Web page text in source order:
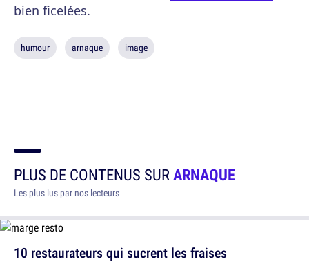
bien ficelées.
humour arnaque image
PLUS DE CONTENUS SURARNAQUE
Les plus lus par nos lecteurs
10 restaurateurs qui sucrent les fraises